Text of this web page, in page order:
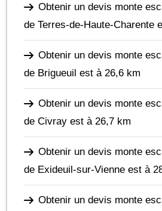
Obtenir un devis monte
de Terres-de-Haute-Charente
Obtenir un devis monte
de Brigueuil est à 26,6 km
Obtenir un devis monte
de Civray est à 26,7 km
Obtenir un devis monte
de Exideuil-sur-Vienne est à
Obtenir un devis monte